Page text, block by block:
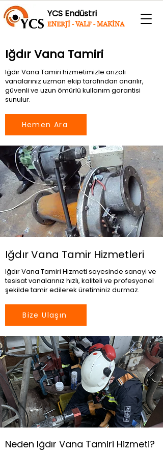
YCS Endüstri
ENERJİ - VALF - MAKİNA
Iğdır Vana Tamiri
Iğdır Vana Tamiri hizmetimizle arızalı
vanalarınız uzman ekip tarafından onarılır,
güvenli ve uzun ömürlü kullanım garantisi
sunulur.
Hemen Ara
Iğdır Vana Tamir Hizmetleri
Iğdır Vana Tamiri Hizmeti sayesinde sanayi ve
tesisat vanalarınız hızlı, kaliteli ve profesyonel
şekilde tamir edilerek üretiminiz durmaz.
Bize Ulaşın
Neden Iğdır Vana Tamiri Hizmeti?